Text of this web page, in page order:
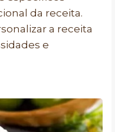
da receita.
a receita
e